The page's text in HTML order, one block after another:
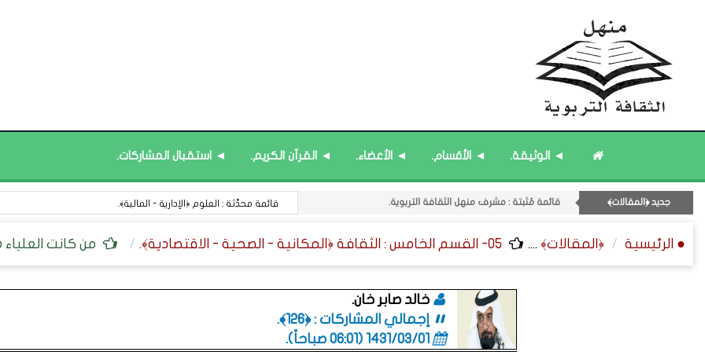
◄ الوثيقة. ◄ الأقسام. ◄ الأعضاء. ◄ القرآن الكريم. ◄ استقبال المشاركات.
جديد ﴿المقالات﴾
قائمة مُحدَّثة : من ﴿جديد﴾ المشاركات.
قائمة مُحدَّثة : حديث الساعة.
قائمة مُثبتة : مشرف منهل الثقافة التربوية.
قائمة مُثبتة : إدارة منهل الثقافة التربوية.
قائمة محدَّثة : العلوم ﴿الإدارية - المالية﴾.
● الرئيسية ﴿المقالات﴾ .... 05- القسم الخامس : الثقافة ﴿المكانية - الصحية - الاقتصادية﴾. من كانت
خالد صابر خان.
إجمالي المشاركات : ﴿126﴾.
1431/03/01 (06:01 صباحاً)
.